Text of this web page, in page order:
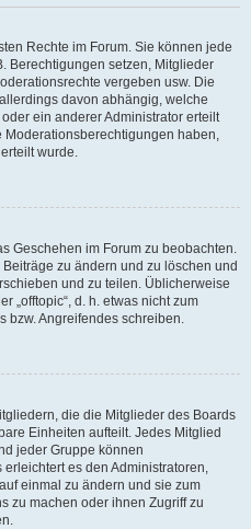
Rechte im Forum. Sie können jede
Berechtigungen setzen, Mitglieder
vergeben usw. Die
davon abhängig, welche
ein anderer Administrator erteilt
Moderationsberechtigungen haben,
wurde.
Geschehen im Forum zu beobachten.
zu ändern und zu löschen und
und zu teilen. Üblicherweise
„offtopic“, d. h. etwas nicht zum
bzw. Angreifendes schreiben.
die die Mitglieder des Boards
Einheiten aufteilt. Jedes Mitglied
jeder Gruppe können
es den Administratoren,
einmal zu ändern und sie zum
zu machen oder ihnen Zugriff zu